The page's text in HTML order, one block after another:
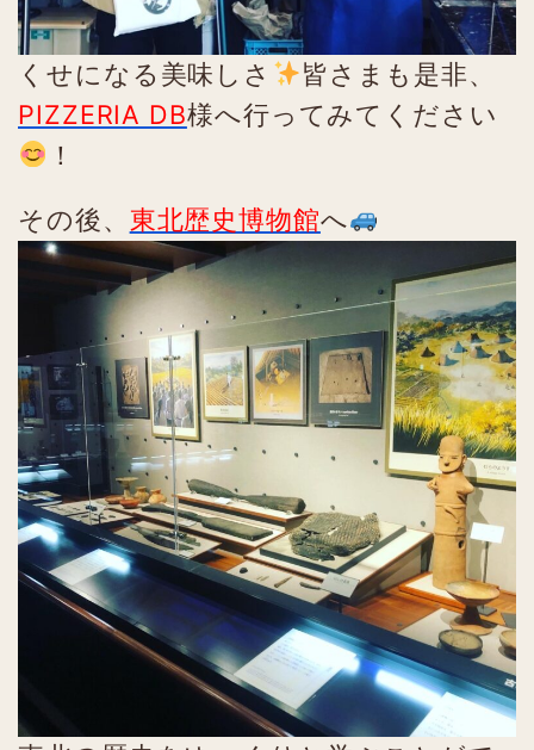
くせになる美味しさ
皆さまも是非、
PIZZERIA DB様へ行ってみてください
！
その後、 東北歴史博物館へ